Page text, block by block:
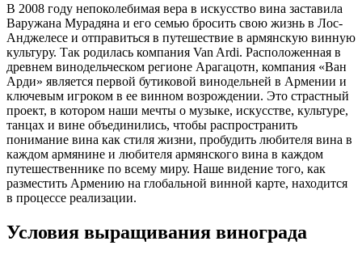
В 2008 году непоколебимая вера в искусство вина заставила
Варужана Мурадяна и его семью бросить свою жизнь в Лос-
Анджелесе и отправиться в путешествие в армянскую винную
культуру. Так родилась компания Van Ardi. Расположенная в
древнем винодельческом регионе Арагацотн, компания «Ван
Арди» является первой бутиковой винодельней в Армении и
ключевым игроком в ее винном возрождении. Это страстный
проект, в котором наши мечты о музыке, искусстве, культуре,
танцах и вине объединились, чтобы распространить
понимание вина как стиля жизни, пробудить любителя вина в
каждом армянине и любителя армянского вина в каждом
путешественнике по всему миру. Наше видение того, как
разместить Армению на глобальной винной карте, находится
в процессе реализации.
Условия выращивания винограда